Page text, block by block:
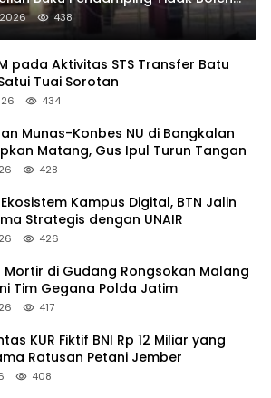
438
pada Aktivitas STS Transfer Batu
Tuai Sorotan
434
Munas-Konbes NU di Bangkalan
Matang, Gus Ipul Turun Tangan
428
Kampus Digital, BTN Jalin
Strategis dengan UNAIR
426
Mortir di Gudang Rongsokan Malang
Tim Gegana Polda Jatim
417
KUR Fiktif BNI Rp 12 Miliar yang
Ratusan Petani Jember
408